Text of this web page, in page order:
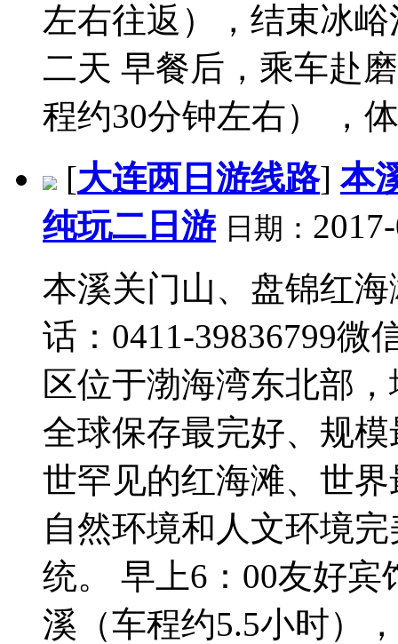
左右往返），结束冰
二天 早餐后，乘车赴
程约30分钟左右） ，
[大连两日游线路]本
纯玩二日游 日期：
本溪关门山、盘锦红
话：0411-39836799微
区位于渤海湾东北部
全球保存最完好、规
世罕见的红海滩、世
自然环境和人文环境
统。 早上6：00友好
溪（车程约5.5小时）